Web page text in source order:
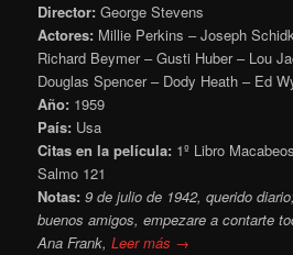
Director: George Stevens
Actores: Millie Perkins – Joseph
Richard Beymer – Gusti Huber – Lou
Douglas Spencer – Dody Heath – Ed
Año: 1959
País: Usa
Citas en la película: 1º Libro
Salmo 121
Notas:9 de julio de 1942, querido
buenos amigos, empezare a contarte
Ana Frank,Leer más →